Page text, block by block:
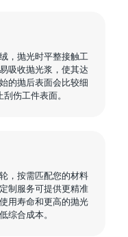
，抛光时平整接触工
吸收抛光浆，使其达
的抛后表面会比较细
伤工件表面。
，按需匹配您的材料
制服务可提供更精准
用寿命和更高的抛光
综合成本。